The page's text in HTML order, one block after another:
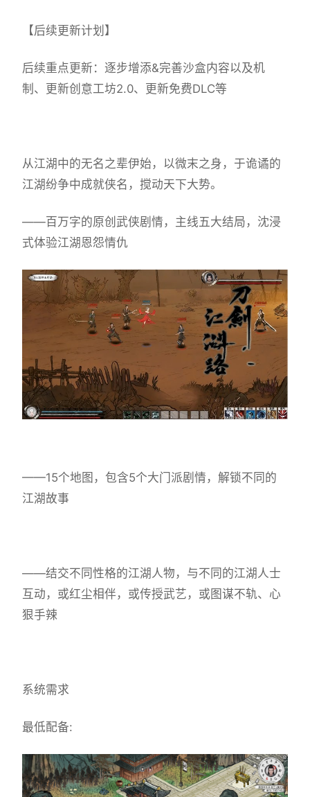
【后续更新计划】
后续重点更新：逐步增添&完善沙盒内容以及机
制、更新创意工坊2.0、更新免费DLC等
从江湖中的无名之辈伊始，以微末之身，于诡谲的
江湖纷争中成就侠名，搅动天下大势。
——百万字的原创武侠剧情，主线五大结局，沈浸
式体验江湖恩怨情仇
——15个地图，包含5个大门派剧情，解锁不同的
江湖故事
——结交不同性格的江湖人物，与不同的江湖人士
互动，或红尘相伴，或传授武艺，或图谋不轨、心
狠手辣
系统需求
最低配备: